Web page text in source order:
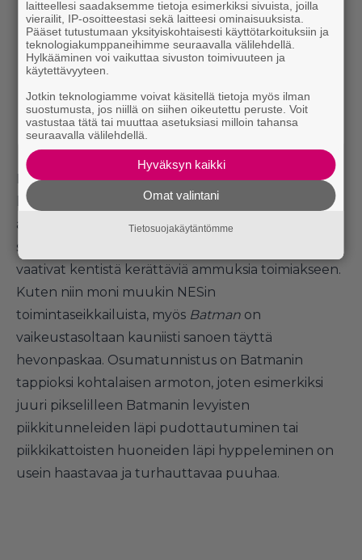
Lepakkomies hyppii ja taistelee tiensä läpi
labyrinttimäisten kenttien, joiden lopussa odottaa
aina hirmuinen pomo. Nyrkkien ohella käyttöön
saadaan kolme erikoisasetta, jotka tietenkin
vaativat kentistä kerättäviä ammuksia toimiakseen.
Kuten niin moni muukin NESin
toimintaseikkailuista, myös Batman on
vaikeustasoltaan kauniisti sanoen täyttä
hevonpaskaa. Osumatunnistus on Batmanin
tappioksi kohtalaisen armoton, joten esimerkiksi
juuri pikselilleen Batmanin levyisten
piikkitunneleiden läpi pudottautuminen tai
piikkikattoisten huoneiden läpi hyppeleminen on
usein haastavaa ja turhauttavaa puuhaa.
laitteellesi saadaksemme tietoja esimerkiksi sivuista, joilla
vierailit, IP-osoitteestasi sekä laitteesi ominaisuuksista.
Pääset tutustumaan yksityiskohtaisesti käyttötarkoituksiin ja
teknologiakumppaneihimme seuraavalla välilehdellä.
Hylkääminen voi vaikuttaa sivuston toimivuuteen ja
käytettävyyteen.
Jotkin teknologiamme voivat käsitellä tietoja myös ilman
suostumusta, jos niillä on siihen oikeutettu peruste. Voit
vastustaa tätä tai muuttaa asetuksiasi milloin tahansa
seuraavalla välilehdellä.
Hyväksyn kaikki
Omat valintani
Tietosuojakäytäntömme